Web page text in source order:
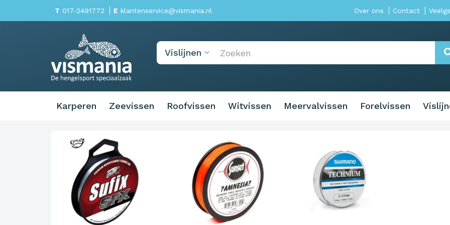
T 017-2491772 E klantenservice@vismania.nl Over ons Contact
Karperen Zeevissen Roofvissen Witvissen Meervalvissen Forelvissen